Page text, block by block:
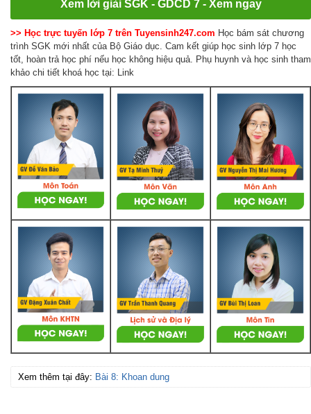
Xem lời giải SGK - GDCD 7 - Xem ngay
>> Học trực tuyến lớp 7 trên Tuyensinh247.com Học bám sát chương
trình SGK mới nhất của Bộ Giáo dục. Cam kết giúp học sinh lớp 7 học
tốt, hoàn trả học phí nếu học không hiệu quả. Phụ huynh và học sinh tham
khảo chi tiết khoá học tại: Link
Xem thêm tại đây: Bài 8: Khoan dung